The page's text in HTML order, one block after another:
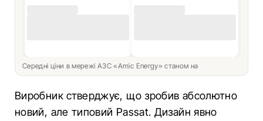
Середні ціни в мережі АЗС «Amic Energy» станом на
Виробник стверджує, що зробив абсолютно
новий, але типовий Passat. Дизайн явно